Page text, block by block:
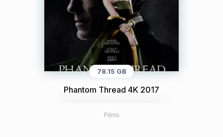
78.15 GB
Phantom Thread 4K 2017
Films